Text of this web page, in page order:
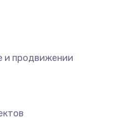
и продвижении